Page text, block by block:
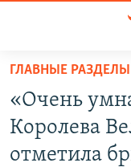
упрощенного
доступа
Вернуться
основному
АВТОРСКИЕ
ГЛАВНЫЕ РАЗДЕЛЫ
«Очень
Королева
отметила